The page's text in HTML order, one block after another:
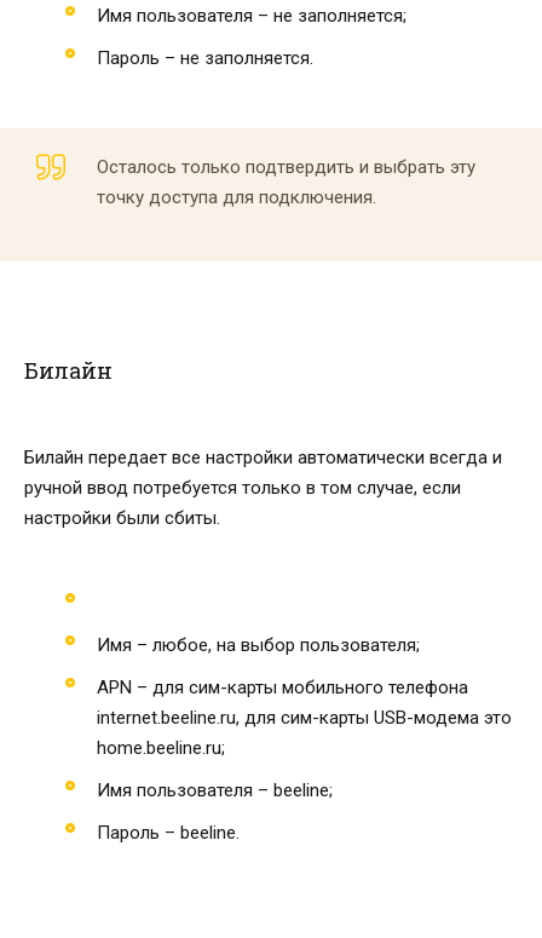
Имя пользователя – не заполняется;
Пароль – не заполняется.
Осталось только подтвердить и выбрать эту
точку доступа для подключения.
Билайн
Билайн передает все настройки автоматически всегда и
ручной ввод потребуется только в том случае, если
настройки были сбиты.
Имя – любое, на выбор пользователя;
APN – для сим-карты мобильного телефона
internet.beeline.ru, для сим-карты USB-модема это
home.beeline.ru;
Имя пользователя – beeline;
Пароль – beeline.